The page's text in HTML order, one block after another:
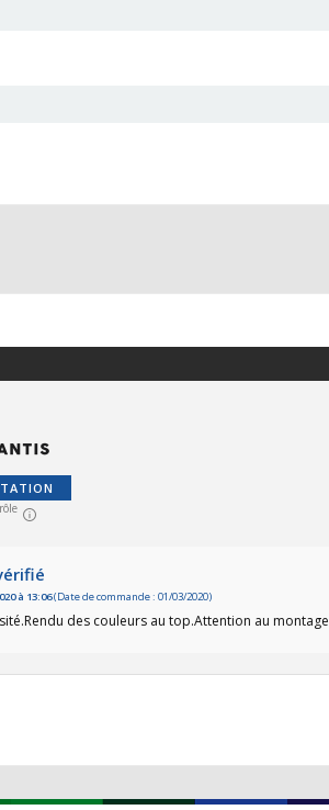
à 13:06(Date de commande : 01/03/2020)
des couleurs au top.Attention au